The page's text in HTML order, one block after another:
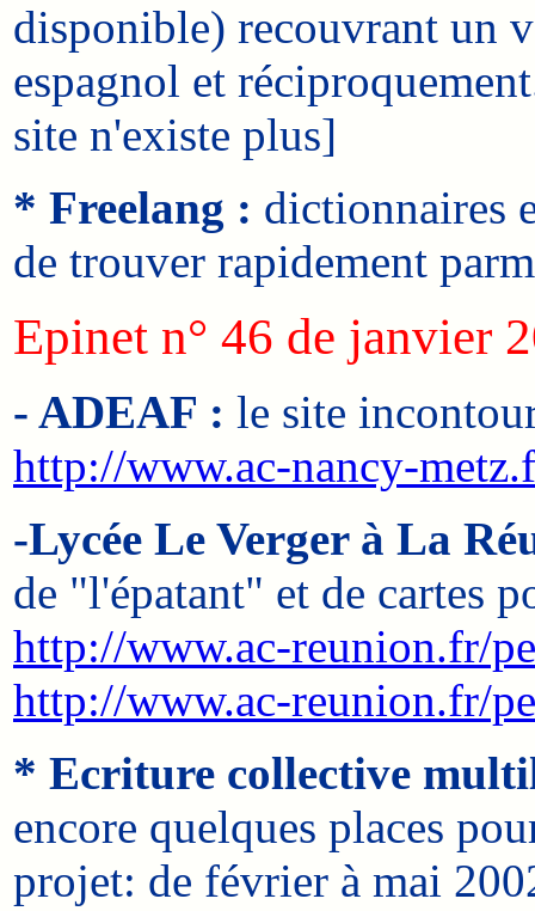
disponible) recouvrant un
espagnol et
site n'existe plus]
* Freelang : dictionnaires
de trouver rapidement
Epinet n° 46 de janvier
- ADEAF : le site
http://www.ac-nancy-
-Lycée Le Verger à La
de "l'épatant" et de cartes
http://www.ac-reunion.fr/
http://www.ac-reunion.fr/
* Ecriture collective
encore quelques places
projet: de février à mai